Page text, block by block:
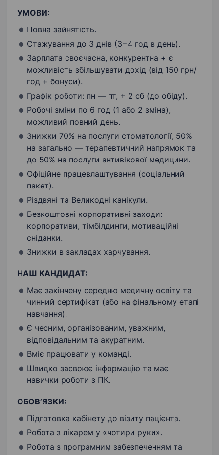
УМОВИ:
Повна зайнятість.
Стажування до 3 днів (3−4 год в день).
Зарплата своєчасна, конкурентна + є
можливість збільшувати дохід (від 150 грн/
год + бонуси).
Графік роботи: пн — пт, + 2 сб (до обіду).
Робочі зміни по 6 год (1 або 2 зміна),
можливий повний день.
Знижки 70% на послуги стоматології, 50%
на загально — терапевтичний напрямок та
до 50% на послуги антивікової медицини.
Офіційне працевлаштування (соціальний
пакет).
Різдвяні та Великодні канікули.
Безкоштовні корпоративні заходи:
корпоративи, тімбілдинги, мотиваційні
сніданки.
Знижки в закладах харчування.
НАШ КАНДИДАТ:
Має закінчену середню медичну освіту та
чинний сертифікат (або на фінальному етапі
навчання).
Є чесним, організованим, уважним,
відповідальним та акуратним.
Вміє працювати у команді.
Швидко засвоює інформацію та має
навички роботи з ПК.
ОБОВ’ЯЗКИ:
Підготовка кабінету до візиту пацієнта.
Робота з лікарем у «чотири руки».
Робота з програмним забезпеченням та